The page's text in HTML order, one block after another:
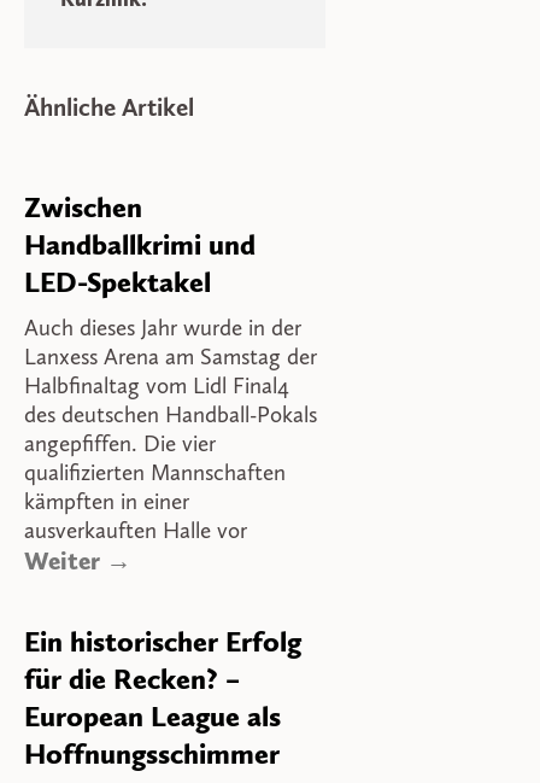
Ähnliche Artikel
Zwischen
Handballkrimi und
LED-Spektakel
Auch dieses Jahr wurde in der
Lanxess Arena am Samstag der
Halbfinaltag vom Lidl Final4
des deutschen Handball-Pokals
angepfiffen. Die vier
qualifizierten Mannschaften
kämpften in einer
ausverkauften Halle vor
Weiter →
Ein historischer Erfolg
für die Recken? –
European League als
Hoffnungsschimmer